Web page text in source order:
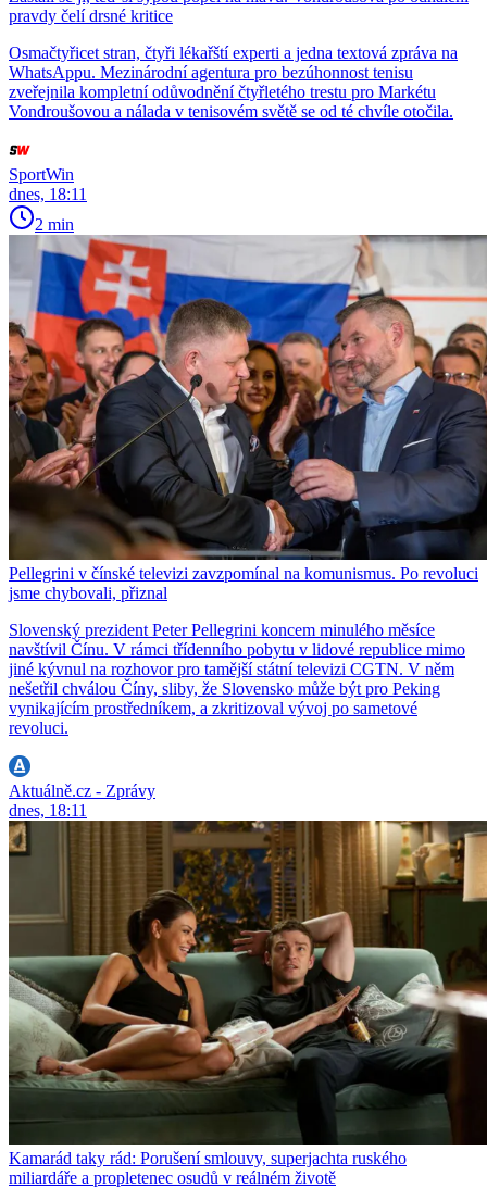
pravdy čelí drsné kritice
Osmačtyřicet stran, čtyři lékařští experti a jedna textová zpráva na
WhatsAppu. Mezinárodní agentura pro bezúhonnost tenisu
zveřejnila kompletní odůvodnění čtyřletého trestu pro Markétu
Vondroušovou a nálada v tenisovém světě se od té chvíle otočila.
SportWin
dnes, 18:11
2 min
Pellegrini v čínské televizi zavzpomínal na komunismus. Po revoluci
jsme chybovali, přiznal
Slovenský prezident Peter Pellegrini koncem minulého měsíce
navštívil Čínu. V rámci třídenního pobytu v lidové republice mimo
jiné kývnul na rozhovor pro tamější státní televizi CGTN. V něm
nešetřil chválou Číny, sliby, že Slovensko může být pro Peking
vynikajícím prostředníkem, a zkritizoval vývoj po sametové
revoluci.
Aktuálně.cz - Zprávy
dnes, 18:11
Kamarád taky rád: Porušení smlouvy, superjachta ruského
miliardáře a propletenec osudů v reálném životě